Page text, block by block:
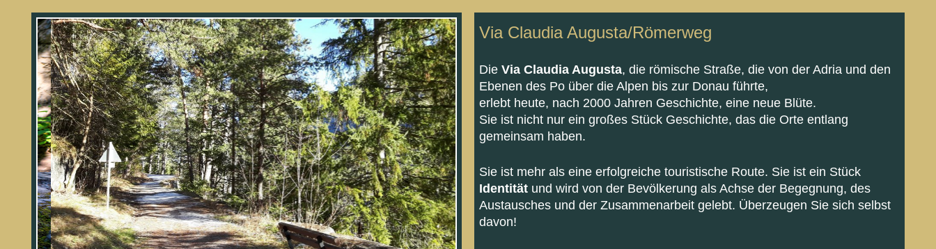
Via Claudia Augusta/Römerweg
Die Via Claudia Augusta, die römische Straße, die von der Adria und den
Ebenen des Po über die Alpen bis zur Donau führte,
erlebt heute, nach 2000 Jahren Geschichte, eine neue Blüte.
Sie ist nicht nur ein großes Stück Geschichte, das die Orte entlang
gemeinsam haben.
Sie ist mehr als eine erfolgreiche touristische Route. Sie ist ein Stück
Identität und wird von der Bevölkerung als Achse der Begegnung, des
Austausches und der Zusammenarbeit gelebt. Überzeugen Sie sich selbst
davon!